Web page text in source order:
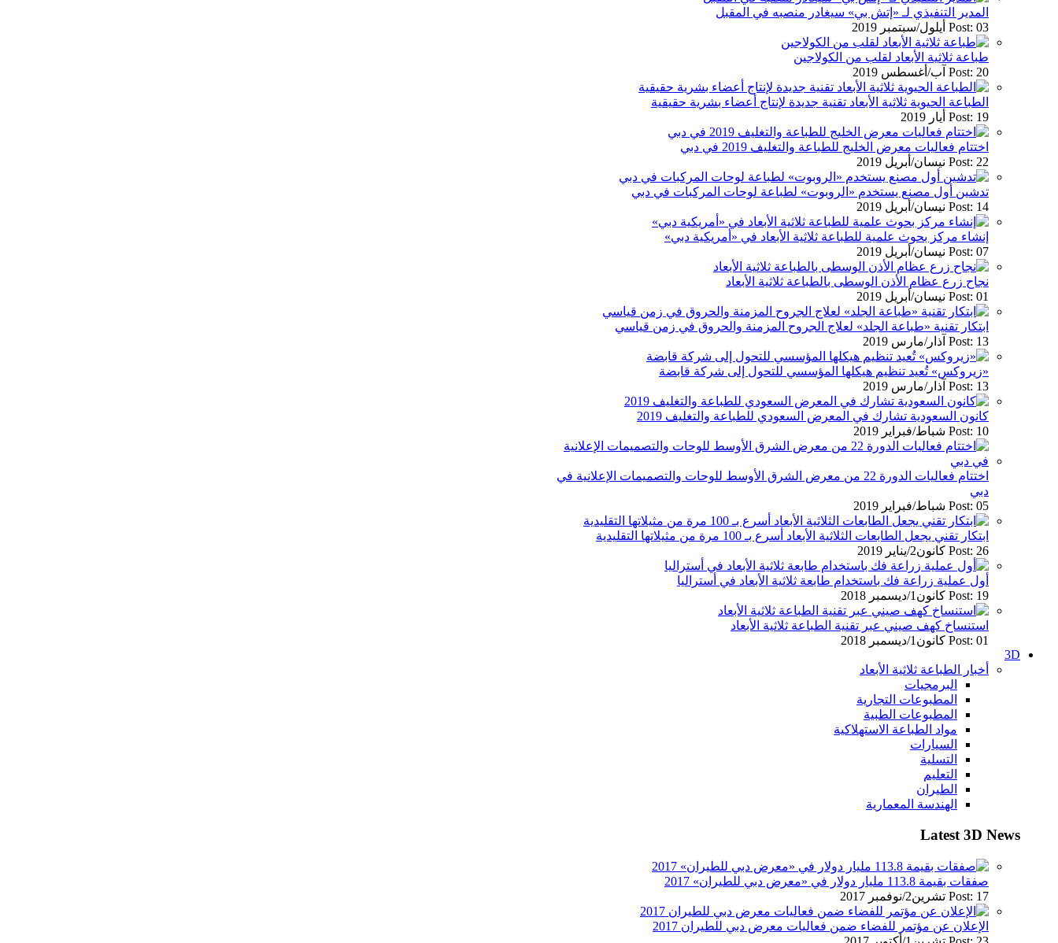
المدير التنفيذي لـ «إتش بي» سيغادر منصبه في المقبل
Post: 03 أيلول/سبتمبر 2019
طباعة ثلاثية الأبعاد لقلب من الكولاجين
Post: 20 آب/أغسطس 2019
الطباعة الحيوية ثلاثية الأبعاد تقنية جديدة لإنتاج أعضاء بشرية حقيقية
Post: 19 أيار 2019
اختتام فعاليات معرض الخليج للطباعة والتغليف 2019 في دبي
Post: 22 نيسان/أبريل 2019
تدشين أول مصنع يستخدم «الروبوت» لطباعة لوحات المركبات في دبي
Post: 14 نيسان/أبريل 2019
إنشاء مركز بحوث علمية للطباعة ثلاثية الأبعاد في «أمريكية دبي»
Post: 07 نيسان/أبريل 2019
نجاح زرع عظام الأذن الوسطى بالطباعة ثلاثية الأبعاد
Post: 01 نيسان/أبريل 2019
ابتكار تقنية «طباعة الجلد» لعلاج الجروح المزمنة والحروق في زمن قياسي
Post: 13 آذار/مارس 2019
«زيروكس» تُعيد تنظيم هيكلها المؤسسي للتحول إلى شركة قابضة
Post: 13 آذار/مارس 2019
كانون السعودية تشارك في المعرض السعودي للطباعة والتغليف 2019
Post: 10 شباط/فبراير 2019
اختتام فعاليات الدورة 22 من معرض الشرق الأوسط للوحات والتصميمات الإعلانية في
دبي
Post: 05 شباط/فبراير 2019
ابتكار تقني يجعل الطابعات الثلاثية الأبعاد أسرع بـ 100 مرة من مثيلاتها التقليدية
Post: 26 كانون2/يناير 2019
أول عملية زراعة فك باستخدام طابعة ثلاثية الأبعاد في أستراليا
Post: 19 كانون1/ديسمبر 2018
استنساخ كهف صيني عبر تقنية الطباعة ثلاثية الأبعاد
Post: 01 كانون1/ديسمبر 2018
3D
أخبار الطباعة ثلاثية الأبعاد
البرمجيات
المطبوعات التجارية
المطبوعات الطبية
مواد الطباعة الاستهلاكية
السيارات
التسلية
التعليم
الطيران
الهندسة المعمارية
Latest 3D News
صفقات بقيمة 113.8 مليار دولار في «معرض دبي للطيران» 2017
Post: 17 تشرين2/نوفمبر 2017
الإعلان عن مؤتمر للفضاء ضمن فعاليات معرض دبي للطيران 2017